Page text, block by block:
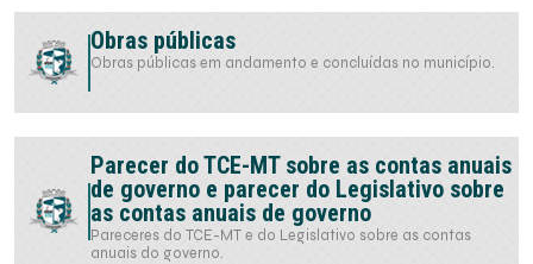
Obras públicas
Obras públicas em andamento e concluídas no município.
Parecer do TCE-MT sobre as contas anuais
de governo e parecer do Legislativo sobre
as contas anuais de governo
Pareceres do TCE-MT e do Legislativo sobre as contas
anuais do governo.